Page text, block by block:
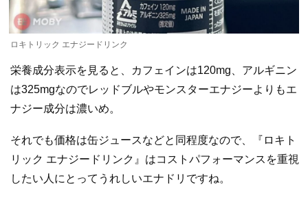
ロキトリック エナジードリンク
栄養成分表示を見ると、カフェインは120mg、アルギニン
は325mgなのでレッドブルやモンスターエナジーよりもエ
ナジー成分は濃いめ。
それでも価格は缶ジュースなどと同程度なので、『ロキト
リック エナジードリンク』はコストパフォーマンスを重視
したい人にとってうれしいエナドリですね。